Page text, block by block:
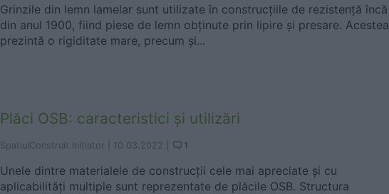
Grinzile din lemn lamelar sunt utilizate în construcțiile de rezistență încă
din anul 1900, fiind piese de lemn obținute prin lipire și presare. Acestea
prezintă o rigiditate mare, precum și...
Plăci OSB: caracteristici și utilizări
SpatiulConstruit Inițiator | 10.03.2022 1
Unele dintre materialele de construcții cele mai apreciate și cu
aplicabilități multiple sunt reprezentate de plăcile OSB. Structura